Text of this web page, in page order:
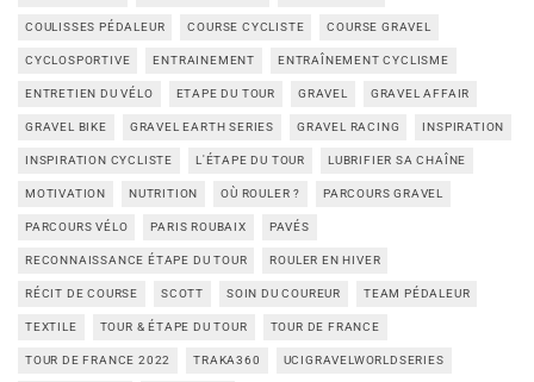
COULISSES PÉDALEUR COURSE CYCLISTE COURSE GRAVEL
CYCLOSPORTIVE ENTRAINEMENT ENTRAÎNEMENT CYCLISME
ENTRETIEN DU VÉLO ETAPE DU TOUR GRAVEL GRAVEL AFFAIR
GRAVEL BIKE GRAVEL EARTH SERIES GRAVEL RACING INSPIRATION
INSPIRATION CYCLISTE L'ÉTAPE DU TOUR LUBRIFIER SA CHAÎNE
MOTIVATION NUTRITION OÙ ROULER ? PARCOURS GRAVEL
PARCOURS VÉLO PARIS ROUBAIX PAVÉS
RECONNAISSANCE ÉTAPE DU TOUR ROULER EN HIVER
RÉCIT DE COURSE SCOTT SOIN DU COUREUR TEAM PÉDALEUR
TEXTILE TOUR & ÉTAPE DU TOUR TOUR DE FRANCE
TOUR DE FRANCE 2022 TRAKA360 UCIGRAVELWORLDSERIES